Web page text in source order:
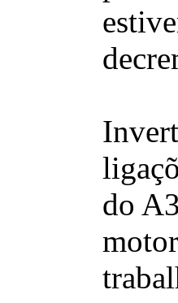
do